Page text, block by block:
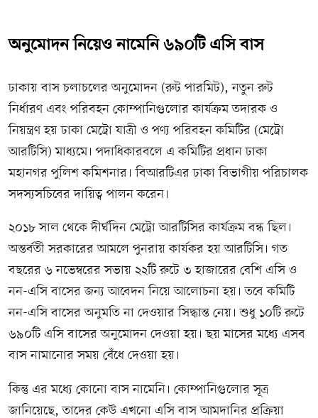
অনুমোদন নিয়েও নামেনি ৬৯০টি এসি বাস
ঢাকায় বাস চলাচলের অনুমোদন (রুট পারমিট), নতুন রুট
নির্ধারণ এবং পরিবহন কোম্পানিগুলোর কার্যক্রম তদারক ও
নিয়ন্ত্রণ হয় ঢাকা মেট্রো যাত্রী ও পণ্য পরিবহন কমিটির (মেট্রো
আরটিসি) মাধ্যমে। পদাধিকারবলে এ কমিটির প্রধান ঢাকা
মহানগর পুলিশ কমিশনার। বিআরটিএর ঢাকা বিভাগীয় পরিচালক
সদস্যসচিবের দায়িত্ব পালন করেন।
২০১৮ সাল থেকে দীর্ঘদিন মেট্রো আরটিসির কার্যক্রম বন্ধ ছিল।
অন্তর্বর্তী সরকারের আমলে পুনরায় কার্যকর হয় আরটিসি। গত
বছরের ৬ নভেম্বরের সভায় ২২টি রুটে ৩ হাজারের বেশি এসি ও
নন-এসি বাসের জন্য আবেদন নিয়ে আলোচনা হয়। তবে কমিটি
নন-এসি বাসের অনুমতি না দেওয়ার সিদ্ধান্ত নেয়। শুধু ১০টি রুটে
৬৯০টি এসি বাসের অনুমোদন দেওয়া হয়। ছয় মাসের মধ্যে এসব
বাস নামানোর সময় বেঁধে দেওয়া হয়।
কিন্তু এর মধ্যে কোনো বাস নামেনি। কোম্পানিগুলোর সূত্র
জানিয়েছে, তাদের কেউ এখনো এসি বাস আমদানির প্রক্রিয়া